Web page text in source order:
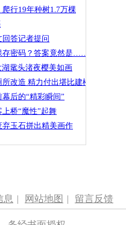
遇贼 消防员狂
抱摔制服
行19年种树1.7万棵
答记者提问
存密码？答案竟然是……
鼋头渚夜樱美如画
改造 精力付出堪比建楼
后的“精彩瞬间”
桥“魔性”起舞
玉石拼出精美画作
息 | 网站地图 | 留言反馈